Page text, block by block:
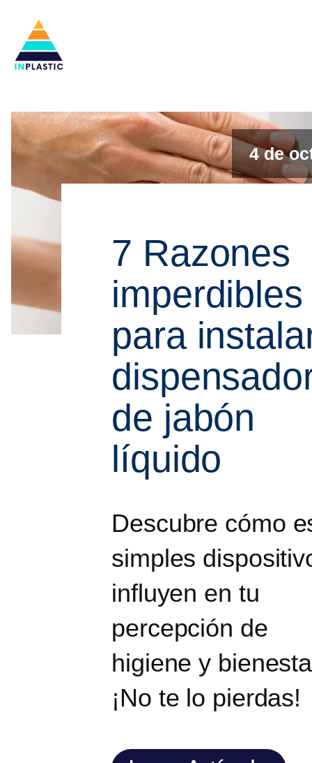
4 de
7 Razones
imperdibles
para
de jabón
líquido
Descubre cómo
simples
influyen en tu
percepción de
higiene y
¡No te lo pierdas!